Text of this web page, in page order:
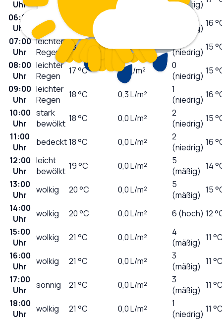
Uhr (niedrig)
06:00
Uhr
bedeckt
(niedrig) 16
07:00
Uhr
leichter
Regen
18°C 0,6L/m²
(niedrig) 15
08:00
Uhr
leichter
Regen
17°C 1,5 L/m²
0
(niedrig) 15
09:00
Uhr
leichter
Regen
18°C 0,3L/m²
1
(niedrig) 16
10:00
Uhr
stark
bewölkt 18°C 0,0L/m²
2
(niedrig) 15
11:00
Uhr
bedeckt18°C 0,0L/m²
2
(niedrig) 16
12:00
Uhr
leicht
bewölkt 19°C 0,0L/m²
5
(mäßig) 14
13:00
Uhr
wolkig 20°C 0,0L/m²
5
(mäßig) 15
14:00
Uhr
wolkig 20°C 0,0L/m² 6 (hoch) 12
15:00
Uhr
wolkig 21 °C 0,0L/m²
4
(mäßig) 11
16:00
Uhr
wolkig 21 °C 0,0L/m²
3
(mäßig) 11
17:00
Uhr
sonnig 21 °C 0,0L/m²
3
(mäßig) 11
18:00
Uhr
wolkig 21 °C 0,0L/m²
1
(niedrig) 11